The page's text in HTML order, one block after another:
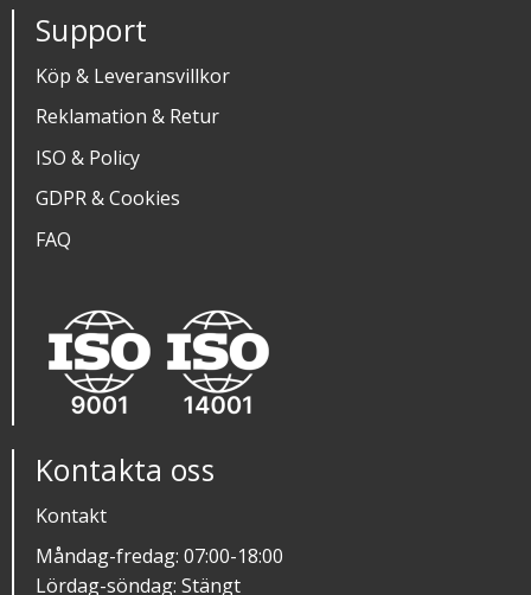
Support
Köp & Leveransvillkor
Reklamation & Retur
ISO & Policy
GDPR & Cookies
FAQ
Kontakta oss
Kontakt
Måndag-fredag: 07:00-18:00
Lördag-söndag: Stängt